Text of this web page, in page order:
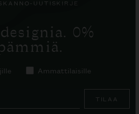
UUTISKIRJE
0%
Ammattilaisille
TILAA